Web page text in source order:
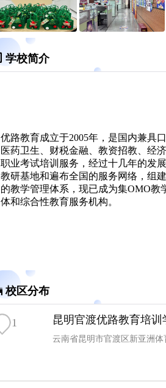
学校简介
优路教育成立于2005年，是国内兼具
医药卫生、财税金融、教资招教、经
职业考试培训服务，经过十几年的发
教研基地和遍布全国的服务网络，组
的教学管理体系，现已成为集OMO
体和综合性教育服务机构。
校区分布
1 昆明官渡优路教育培训
云南省昆明市官渡区新亚洲体